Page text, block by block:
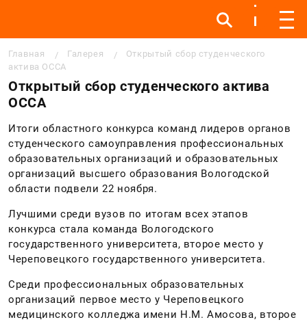
Инфо Инфо Меню
Главная Галерея
Открытый сбор студенческого
актива ОССА
Открытый сбор студенческого актива
ОССА
Итоги областного конкурса команд лидеров органов
студенческого самоуправления профессиональных
образовательных организаций и образовательных
организаций высшего образования Вологодской
области подвели 22 ноября.
Лучшими среди вузов по итогам всех этапов
конкурса стала команда Вологодского
государственного университета, второе место у
Череповецкого государственного университета.
Среди профессиональных образовательных
организаций первое место у Череповецкого
медицинского колледжа имени Н.М. Амосова, второе